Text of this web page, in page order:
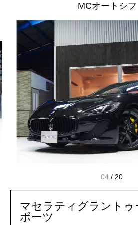
MCオートシフ
04 / 20
マセラティグラントゥ
ポーツ